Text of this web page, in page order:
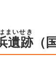
遺跡
まいせき
（